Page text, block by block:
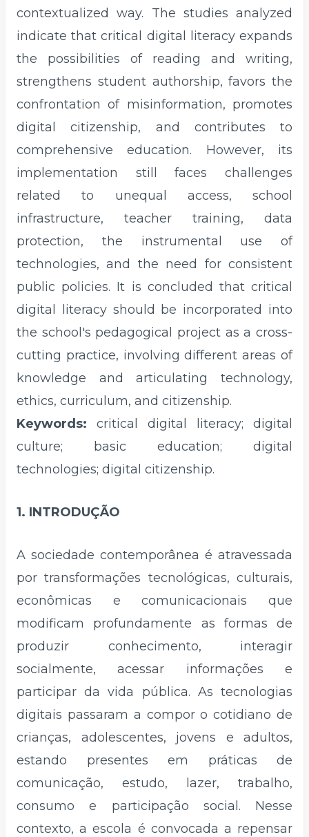
contextualized way. The studies analyzed
indicate that critical digital literacy expands
the possibilities of reading and writing,
strengthens student authorship, favors the
confrontation of misinformation, promotes
digital citizenship, and contributes to
comprehensive education. However, its
implementation still faces challenges
related to unequal access, school
infrastructure, teacher training, data
protection, the instrumental use of
technologies, and the need for consistent
public policies. It is concluded that critical
digital literacy should be incorporated into
the school's pedagogical project as a cross-
cutting practice, involving different areas of
knowledge and articulating technology,
ethics, curriculum, and citizenship.
Keywords: critical digital literacy; digital
culture; basic education; digital
technologies; digital citizenship.
1. INTRODUÇÃO
A sociedade contemporânea é atravessada
por transformações tecnológicas, culturais,
econômicas e comunicacionais que
modificam profundamente as formas de
produzir conhecimento, interagir
socialmente, acessar informações e
participar da vida pública. As tecnologias
digitais passaram a compor o cotidiano de
crianças, adolescentes, jovens e adultos,
estando presentes em práticas de
comunicação, estudo, lazer, trabalho,
consumo e participação social. Nesse
contexto, a escola é convocada a repensar